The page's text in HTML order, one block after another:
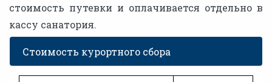
стоимость путевки и оплачивается отдельно в
кассу санатория.
Стоимость курортного сбора